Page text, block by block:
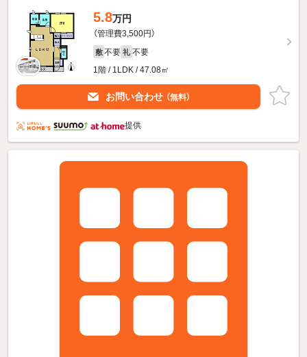
5.8万円
（管理費3,500円）
敷 不要 礼 不要
1階 / 1LDK / 47.08㎡
お問い合わせ （無料）
提供